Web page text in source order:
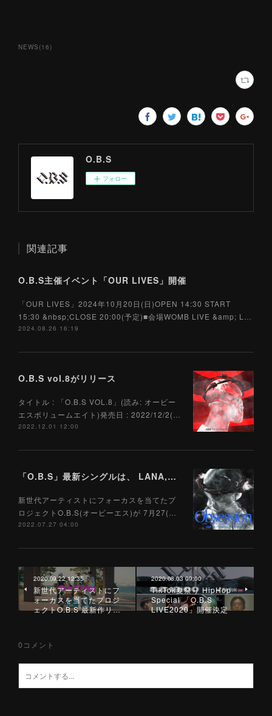
NEWS (16)
O.B.S
フォロー
関連記事
O.B.S主催イベント「OUR LIVES」開催
「OUR LIVES」2024年10月20日(日)OPEN 14:30 START
15:30 &nbsp;CLOSE 20:00(予定)■会場WOMB LIVE &amp; L…
2024.08.26 16:19
O.B.S vol.8がリリース
タイトル : 「O.B.S VOL.8」(読み: オービー
エスボリュームエイト)発売日 : 2022/12/2(…
2022.12.01 12:00
「O.B.S」最新シングルは、 LANA,EASTA,Tade Dust&Bonbero参加のマイクリレー ZOT on the WAVE & dubby bunnyがプロデュース
新世代アーティストにフォーカスを当てたプ
ロジェクトO.B.S(オービーエス)が 7月27(…
2022.07.27 04:00
2020.09.22 12:35
新世代アーティストにフ
ォーカスを当てたプロジ
ェクトO.B.S 最新作リ…
2020.08.03 09:00
TikTok夏祭り HipHop
Special 「O.B.S
LIVE2020」開催決定
0 コメント